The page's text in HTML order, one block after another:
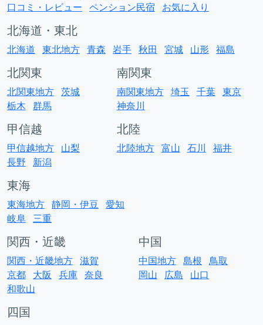
口コミ・レビュー ペンション民宿 お気に入り
北海道・東北
北海道 東北地方 青森 岩手 秋田 宮城 山形 福島
北関東
北関東地方 茨城
栃木 群馬
南関東
南関東地方 埼玉 千葉 東京
神奈川
甲信越
甲信越地方 山梨
長野
新潟
北陸
北陸地方 富山 石川 福井
東海
東海地方 静岡・伊豆 愛知
岐阜 三重
関西・近畿
関西・近畿地方 滋賀
京都 大阪 兵庫 奈良
和歌山
中国
中国地方 島根 鳥取
岡山
広島 山口
四国